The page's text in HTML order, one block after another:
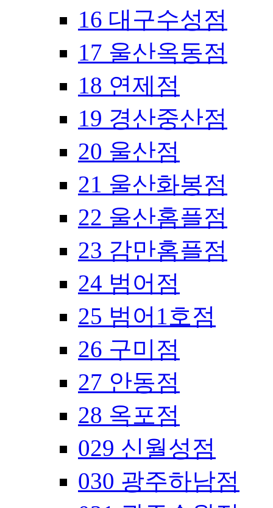
16 대구수성점
17 울산옥동점
18 연제점
19 경산중산점
20 울산점
21 울산화봉점
22 울산홈플점
23 감만홈플점
24 범어점
25 범어1호점
26 구미점
27 안동점
28 옥포점
029 신월성점
030 광주하남점